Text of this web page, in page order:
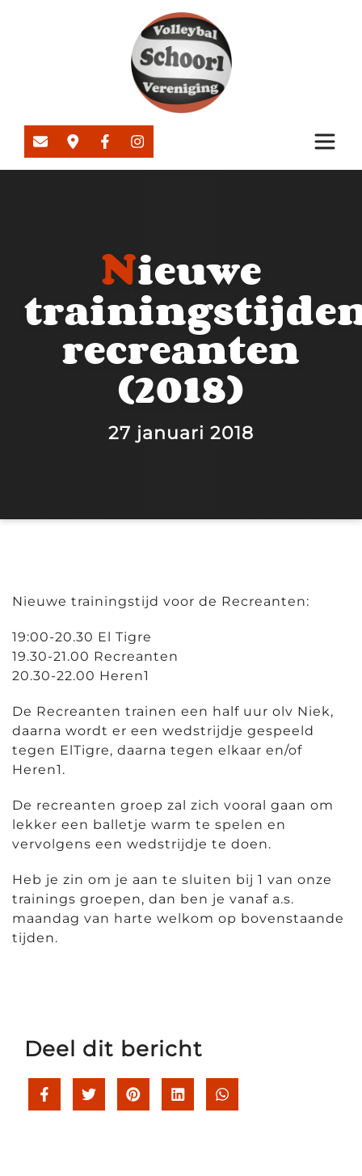
Nieuwe
recreanten
(2018)
27 januari 2018
Nieuwe trainingstijd voor de Recreanten:
19:00-20.30 El Tigre
19.30-21.00 Recreanten
20.30-22.00 Heren1
De Recreanten trainen een half uur olv Niek,
daarna wordt er een wedstrijdje gespeeld
tegen ElTigre, daarna tegen elkaar en/of
Heren1.
De recreanten groep zal zich vooral gaan om
lekker een balletje warm te spelen en
vervolgens een wedstrijdje te doen.
Heb je zin om je aan te sluiten bij 1 van onze
trainings groepen, dan ben je vanaf a.s.
maandag van harte welkom op bovenstaande
tijden.
Deel dit bericht